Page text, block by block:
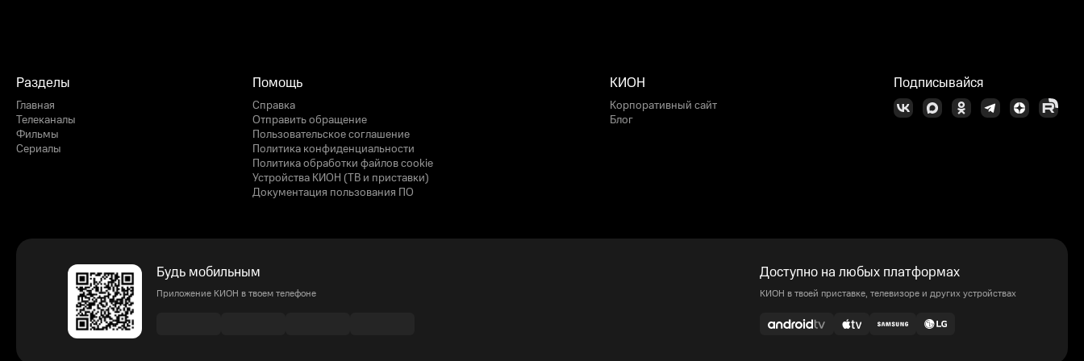
Разделы
Главная
Телеканалы
Фильмы
Сериалы
Помощь
Справка
Отправить обращение
Пользовательское соглашение
Политика конфиденциальности
Политика обработки файлов cookie
Устройства КИОН (ТВ и приставки)
Документация пользования ПО
КИОН
Корпоративный сайт
Блог
Подписывайся
Будь мобильным
Приложение КИОН в твоем телефоне
Доступно на любых платформах
КИОН в твоей приставке, телевизоре и других устройствах